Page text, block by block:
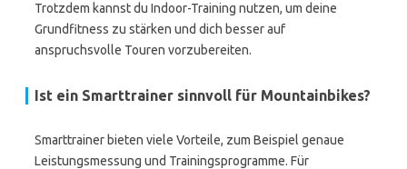
Trotzdem kannst du Indoor-Training nutzen, um deine
Grundfitness zu stärken und dich besser auf
anspruchsvolle Touren vorzubereiten.
Ist ein Smarttrainer sinnvoll für Mountainbikes?
Smarttrainer bieten viele Vorteile, zum Beispiel genaue
Leistungsmessung und Trainingsprogramme. Für